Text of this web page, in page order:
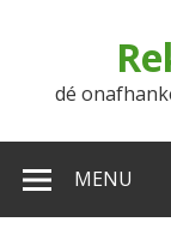
dé
MENU